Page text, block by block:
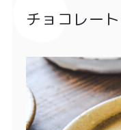
チョコレー